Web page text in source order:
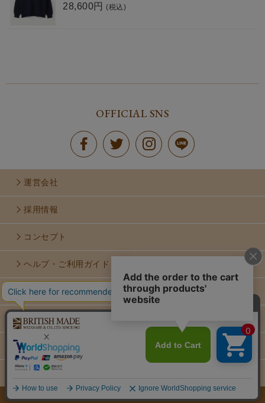
28,600円 (税込)
OFFICIAL SNS
運営会社
採用情報
コンセプト
ヘルプ・ご利用ガイド
お問い合せ
利用規約
個人情報保護方針
特定商取引法に基づく表示